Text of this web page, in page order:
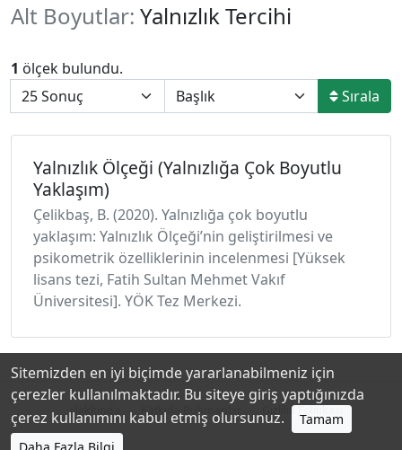
Alt Boyutlar: Yalnızlık Tercihi
1 ölçek bulundu.
Sırala
Yalnızlık Ölçeği (Yalnızlığa Çok Boyutlu
Yaklaşım)
Çelikbaş, B. (2020). Yalnızlığa çok boyutlu
yaklaşım: Yalnızlık Ölçeği’nin geliştirilmesi ve
psikometrik özelliklerinin incelenmesi [Yüksek
lisans tezi, Fatih Sultan Mehmet Vakıf
Üniversitesi]. YÖK Tez Merkezi.
Hakkında Katkıda Bulunanlar Gizlilik Politikası
Sitemizden en iyi biçimde yararlanabilmeniz için
çerezler kullanılmaktadır. Bu siteye giriş yaptığınızda
çerez kullanımını kabul etmiş olursunuz.
Tamam